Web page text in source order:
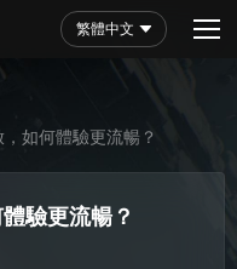
繁體中文
如何體驗更流暢？
驗更流暢？